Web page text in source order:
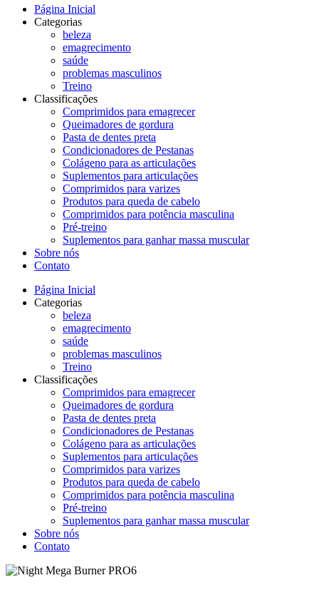
Página Inicial
Categorias
beleza
emagrecimento
saúde
problemas masculinos
Treino
Classificações
Comprimidos para emagrecer
Queimadores de gordura
Pasta de dentes preta
Condicionadores de Pestanas
Colágeno para as articulações
Suplementos para articulações
Comprimidos para varizes
Produtos para queda de cabelo
Comprimidos para potência masculina
Pré-treino
Suplementos para ganhar massa muscular
Sobre nós
Contato
Página Inicial
Categorias
beleza
emagrecimento
saúde
problemas masculinos
Treino
Classificações
Comprimidos para emagrecer
Queimadores de gordura
Pasta de dentes preta
Condicionadores de Pestanas
Colágeno para as articulações
Suplementos para articulações
Comprimidos para varizes
Produtos para queda de cabelo
Comprimidos para potência masculina
Pré-treino
Suplementos para ganhar massa muscular
Sobre nós
Contato